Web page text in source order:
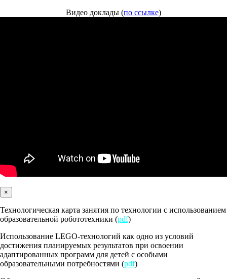
Видео доклады (по ссылке)
×
Технологическая карта занятия по технологии с использованием
образовательной робототехники (pdf)
Использование LEGO-технологий как одно из условий
достижения планируемых результатов при освоении
адаптированных программ для детей с особыми
образовательными потребностями (pdf)